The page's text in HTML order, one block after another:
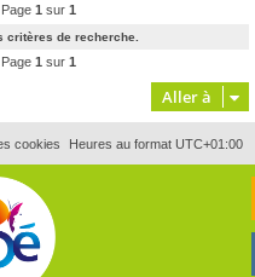
c
h
e
1 sur 1
critères de recherche.
1 sur 1
Aller à
Heures au format UTC+01:00
cookies